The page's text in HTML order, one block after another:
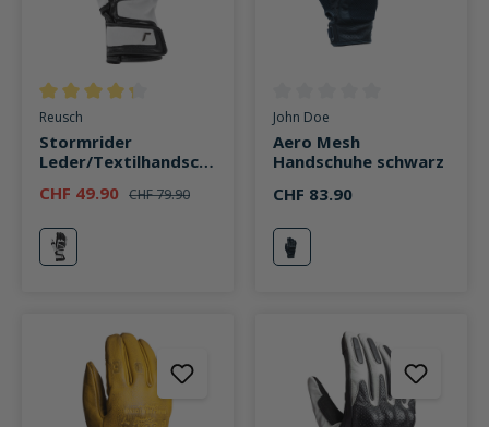
Durchschnittliche Bewertung von 4.2 von 5 Sternen
Reusch
Stormrider
Leder/Textilhandsch
CHF 49.90 CHF 79.90
grau
Durchschnittliche Bewertung
John Doe
Aero Mesh
Handschuhe schwarz
CHF 83.90
schwarz